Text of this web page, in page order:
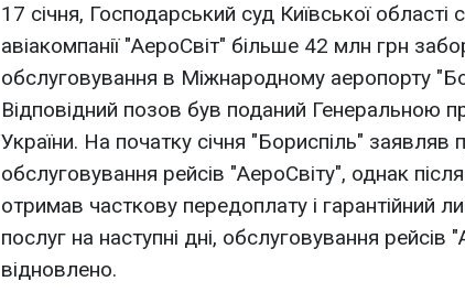
17 січня, Господарський суд Київської області
авіакомпанії "АероСвіт" більше 42 млн грн
обслуговування в Міжнародному аеропорту
Відповідний позов був поданий Генеральною
України. На початку січня "Бориспіль" заявляв
обслуговування рейсів "АероСвіту", однак
отримав часткову передоплату і гарантійний
послуг на наступні дні, обслуговування рейсів
відновлено.